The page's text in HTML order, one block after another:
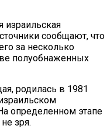
израильская
сообщают, что
за несколько
полуобнаженных
родилась в 1981
определенном этапе
зря.